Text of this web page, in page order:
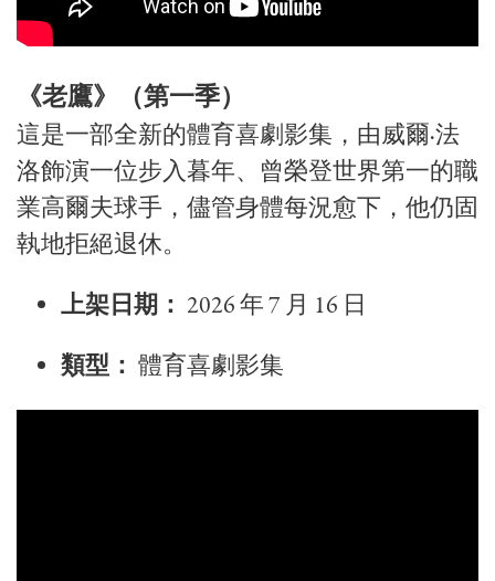
《老鷹》（第一季）
這是一部全新的體育喜劇影集，由威爾·法
洛飾演一位步入暮年、曾榮登世界第一的職
業高爾夫球手，儘管身體每況愈下，他仍固
執地拒絕退休。
上架日期： 2026 年 7 月 16 日
類型： 體育喜劇影集